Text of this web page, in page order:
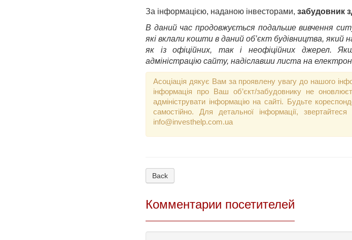
За інформацією, наданою інвесторами, забудовник
В даний час продовжується подальше вивчення
які вклали кошти в даний об’єкт будівництва,
як із офіційних, так і неофіційних джерел.
адміністрацію сайту, надіславши листа на
Асоціація дякує Вам за проявлену увагу до нашого
інформація про Ваш об’єкт/забудовнику не
адмініструвати інформацію на сайті. Будьте
самостійно. Для детальної інформації,
info@investhelp.com.ua
Back
Комментарии посетителей